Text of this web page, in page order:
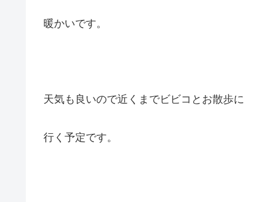
暖かいです。
天気も良いので近くまでビビコとお散歩に
行く予定です。